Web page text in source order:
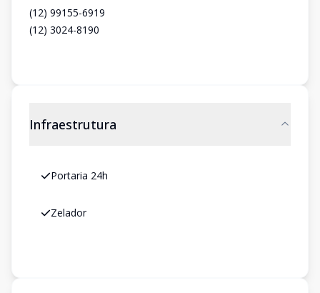
(12) 99155-6919
(12) 3024-8190
Infraestrutura
Portaria 24h
Zelador